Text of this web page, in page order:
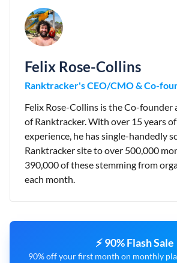
Felix Rose-Collins
Ranktracker's CEO/CMO & Co-
Felix Rose-Collins is the Co-founder
of Ranktracker. With over 15 years of
experience, he has single-handedly
Ranktracker site to over 500,000
390,000 of these stemming from
each month.
⚡ 90% Flash Sale
90% off your first month on monthly